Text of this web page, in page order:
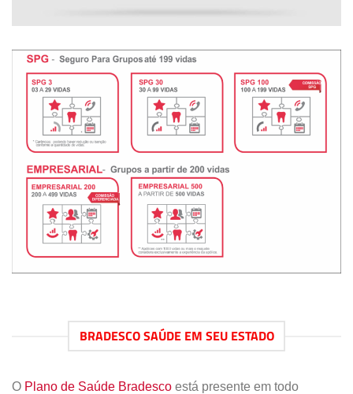
BRADESCO SAÚDE EM SEU ESTADO
O Plano de Saúde Bradesco está presente em todo